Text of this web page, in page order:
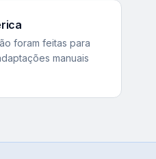
foram feitas para
manuais